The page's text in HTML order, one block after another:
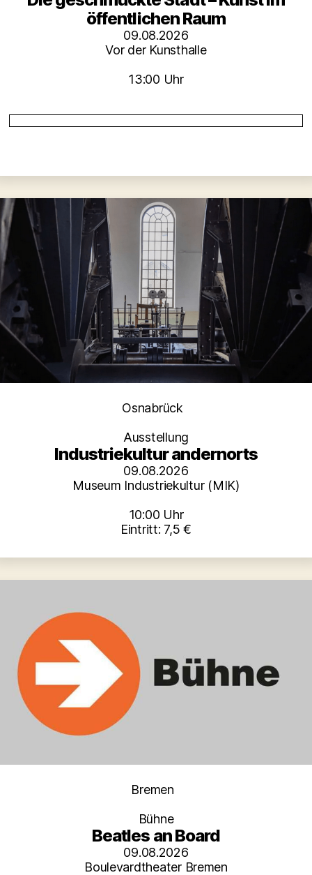
öffentlichen Raum
09.08.2026
Vor der Kunsthalle
13:00 Uhr
Kategorien
Osnabrück
Ausstellung
Industriekultur andernorts
09.08.2026
Museum Industriekultur (MIK)
10:00 Uhr
Eintritt: 7,5 €
Kategorien
Bremen
Bühne
Beatles an Board
09.08.2026
Boulevardtheater Bremen